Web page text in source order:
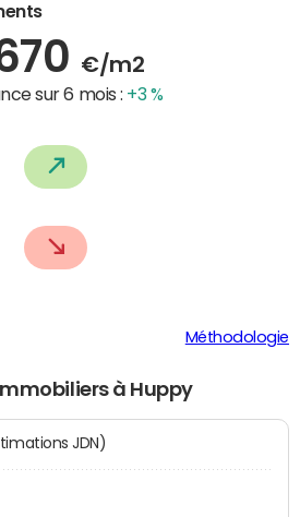
€/m2
sur 6 mois : +3 %
Méthodologie
à Huppy
: estimations JDN)